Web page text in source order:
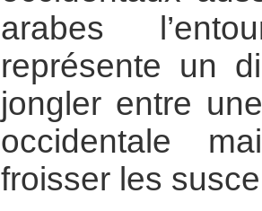
arabes
représente un
jongler entre
occidentale
froisser les